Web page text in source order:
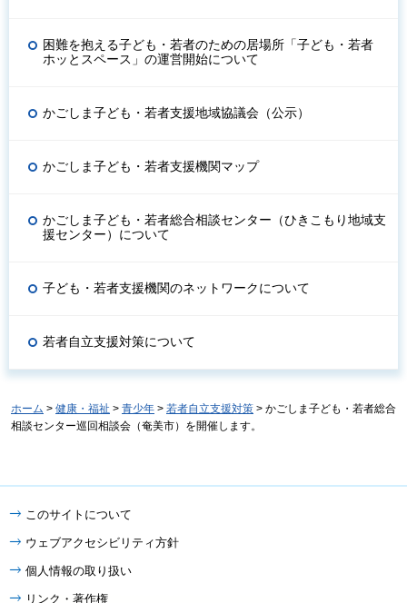
困難を抱える子ども・若者のための居場所「子ども・若者
ホッとスペース」の運営開始について
かごしま子ども・若者支援地域協議会（公示）
かごしま子ども・若者支援機関マップ
かごしま子ども・若者総合相談センター（ひきこもり地域支
援センター）について
子ども・若者支援機関のネットワークについて
若者自立支援対策について
ホーム > 健康・福祉 > 青少年 > 若者自立支援対策 > かごしま子ども・若者総合
相談センター巡回相談会（奄美市）を開催します。
このサイトについて
ウェブアクセシビリティ方針
個人情報の取り扱い
リンク・著作権